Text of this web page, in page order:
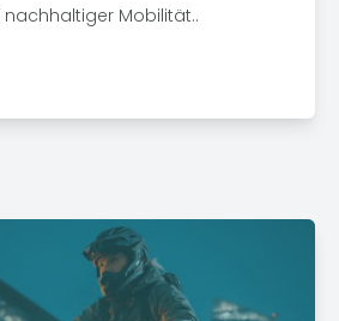
nachhaltiger Mobilität..